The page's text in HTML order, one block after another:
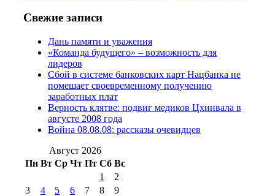
июля 2017 г
2012 г(15)№97 30 июля 2015 г
(15)№98 1 августа 2015 г
августа 2016 г(10)№98 5 июля 2014 г(10)
№98 8 августа 2013 г
августа 2012 г(14)
2017 г(9)
№99 4 августа
2016 г(12) №99 8 июля 2014 г
августа 2012 г(11)
августа 2013 г
(12)
Свежие записи
Дань памяти и уважения
«Команда будущего» – возможность для
лидеров
Сбой в системе банковских карт Нацбанка не
помешает своевременному получению
заработных плат
Верность клятве: подвиг медиков Цхинвала в
августе 2008 года
Война 08.08.08: рассказы очевидцев
Август 2026
Пн Вт Ср Чт Пт Сб Вс
1
2
3
4 5 6 7 8
9